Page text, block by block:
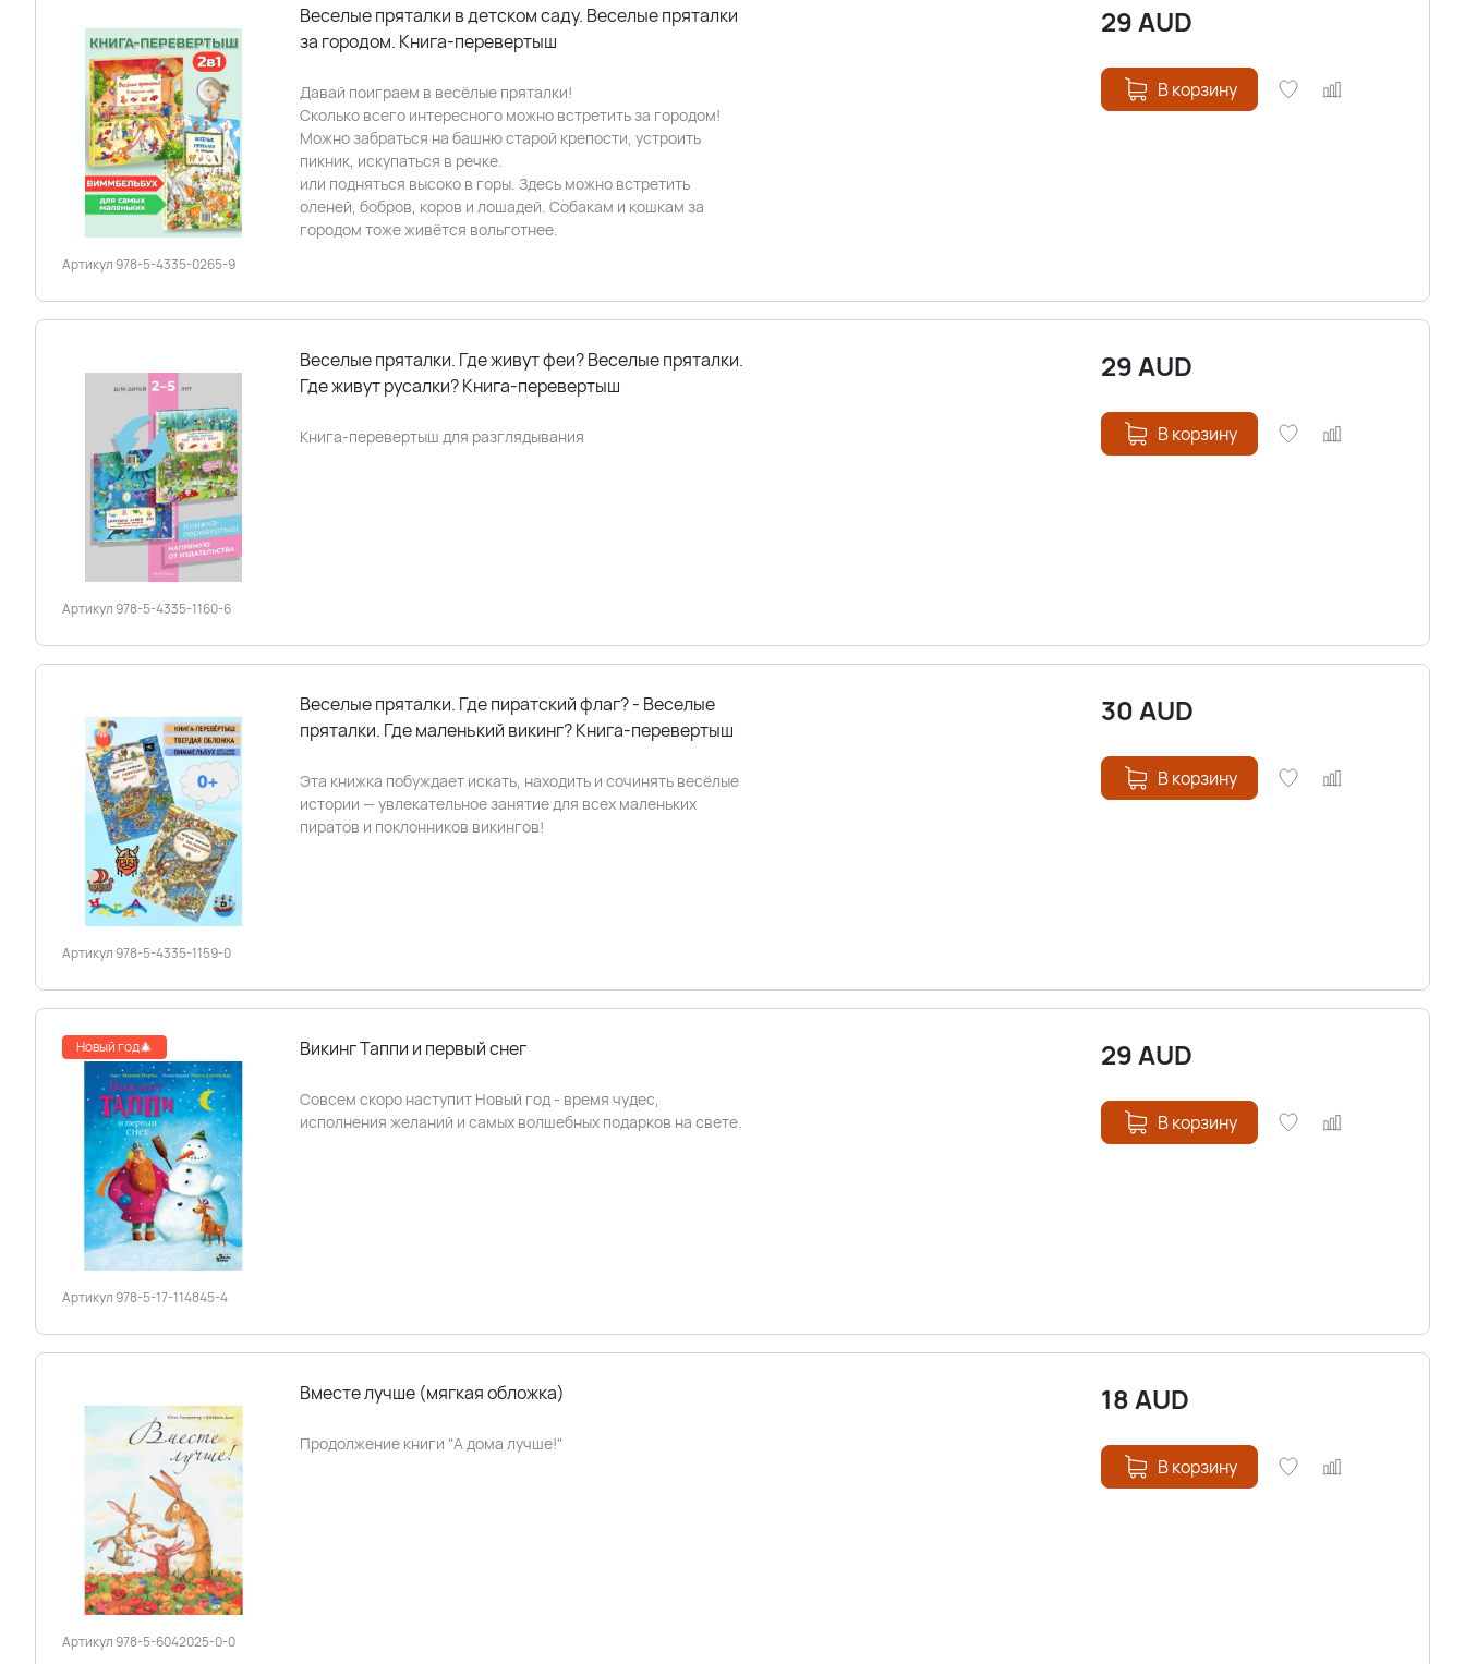
Артикул 978-5-4335-0265-9
Веселые пряталки в детском саду. Веселые пряталки
за городом. Книга-перевертыш
Давай поиграем в весёлые пряталки!
Сколько всего интересного можно встретить за городом!
Можно забраться на башню старой крепости, устроить
пикник, искупаться в речке.
или подняться высоко в горы. Здесь можно встретить
оленей, бобров, коров и лошадей. Собакам и кошкам за
городом тоже живётся вольготнее.
29AUD
В корзину
Артикул 978-5-4335-1160-6
Веселые пряталки. Где живут феи? Веселые пряталки.
Где живут русалки? Книга-перевертыш
Книга-перевертыш для разглядывания
29AUD
В корзину
Артикул 978-5-4335-1159-0
Веселые пряталки. Где пиратский флаг? - Веселые
пряталки. Где маленький викинг? Книга-перевертыш
Эта книжка побуждает искать, находить и сочинять весёлые
истории — увлекательное занятие для всех маленьких
пиратов и поклонников викингов!
30AUD
В корзину
Новый год🎄
Артикул 978-5-17-114845-4
Викинг Таппи и первый снег
Совсем скоро наступит Новый год - время чудес,
исполнения желаний и самых волшебных подарков на свете.
29AUD
В корзину
Артикул 978-5-6042025-0-0
Вместе лучше (мягкая обложка)
Продолжение книги "А дома лучше!"
18AUD
В корзину